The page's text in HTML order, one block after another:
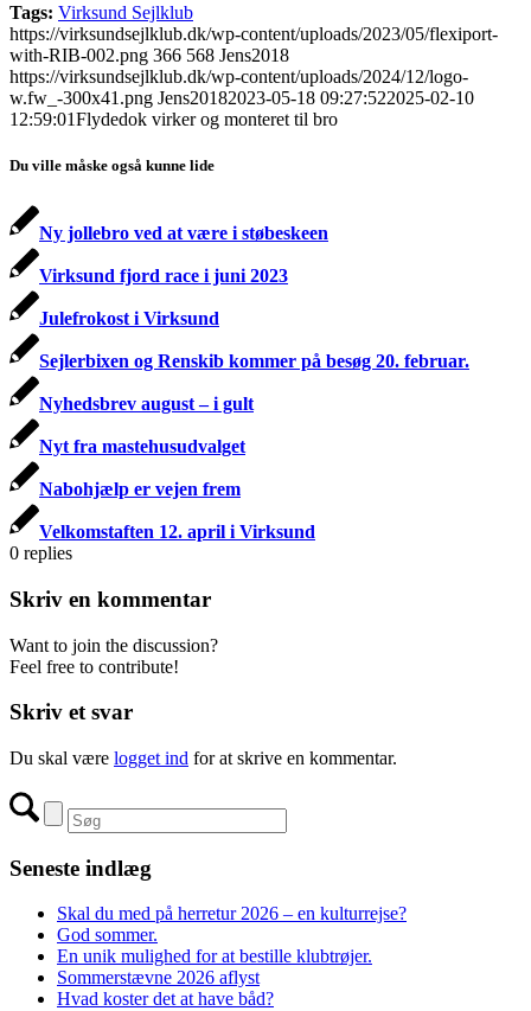
Tags: Virksund Sejlklub
https://virksundsejlklub.dk/wp-content/uploads/2023/05/flexiport-
with-RIB-002.png 366 568 Jens2018
https://virksundsejlklub.dk/wp-content/uploads/2024/12/logo-
w.fw_-300x41.png Jens20182023-05-18 09:27:522025-02-10
12:59:01Flydedok virker og monteret til bro
Du ville måske også kunne lide
Ny jollebro ved at være i støbeskeen
Virksund fjord race i juni 2023
Julefrokost i Virksund
Sejlerbixen og Renskib kommer på besøg 20. februar.
Nyhedsbrev august – i gult
Nyt fra mastehusudvalget
Nabohjælp er vejen frem
Velkomstaften 12. april i Virksund
0 replies
Skriv en kommentar
Want to join the discussion?
Feel free to contribute!
Skriv et svar
Du skal være logget ind for at skrive en kommentar.
Seneste indlæg
Skal du med på herretur 2026 – en kulturrejse?
God sommer.
En unik mulighed for at bestille klubtrøjer.
Sommerstævne 2026 aflyst
Hvad koster det at have båd?